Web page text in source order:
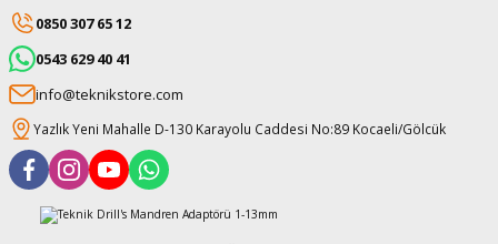
0850 307 65 12
0543 629 40 41
info@teknikstore.com
Yazlık Yeni Mahalle D-130 Karayolu Caddesi No:89 Kocaeli/Gölcük